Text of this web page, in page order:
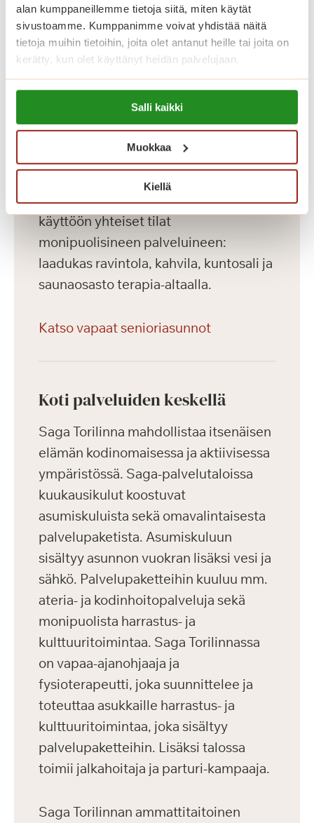
alan kumppaneillemme tietoja siitä, miten käytät
sivustoamme. Kumppanimme voivat yhdistää näitä
tietoja muihin tietoihin, joita olet antanut heille tai joita on
kerätty, kun olet käyttänyt heidän palvelujaan.
Lue lisää evästeistä:
https://sagacare.fi/evasteet/
Salli kaikki
Muokkaa
Kiellä
kauniissa ympäristössä.
Saga Torilinnassa on yhteensä 69
kaksioita. Jokaisella asukkaalla on oma
avara, esteetön ja kaunis asunto. Hyvin
varustellut senioriasunnot on
toteutettu Saga-palvelutalojen
korkeiden laatukriteerien mukaisesti.
Lisäksi talosta löytyvät asukkaiden
käyttöön yhteiset tilat
monipuolisineen palveluineen:
laadukas ravintola, kahvila, kuntosali ja
saunaosasto terapia-altaalla.
Katso vapaat senioriasunnot
Koti palveluiden keskellä
Saga Torilinna mahdollistaa itsenäisen
elämän kodinomaisessa ja aktiivisessa
ympäristössä. Saga-palvelutaloissa
kuukausikulut koostuvat
asumiskuluista sekä omavalintaisesta
palvelupaketista. Asumiskuluun
sisältyy asunnon vuokran lisäksi vesi ja
sähkö. Palvelupaketteihin kuuluu mm.
ateria- ja kodinhoitopalveluja sekä
monipuolista harrastus- ja
kulttuuritoimintaa. Saga Torilinnassa
on vapaa-ajanohjaaja ja
fysioterapeutti, joka suunnittelee ja
toteuttaa asukkaille harrastus- ja
kulttuuritoimintaa, joka sisältyy
palvelupaketteihin. Lisäksi talossa
toimii jalkahoitaja ja parturi-kampaaja.
Saga Torilinnan ammattitaitoinen